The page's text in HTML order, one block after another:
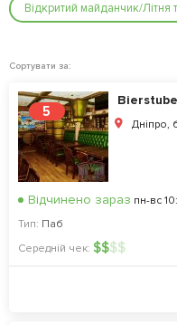
Відкритий майданчик/Літня
Сортувати за:
5
Bierstube
Дніпро,
Відчинено зараз пн-вс
Тип: Паб
Середній чек: $$$$